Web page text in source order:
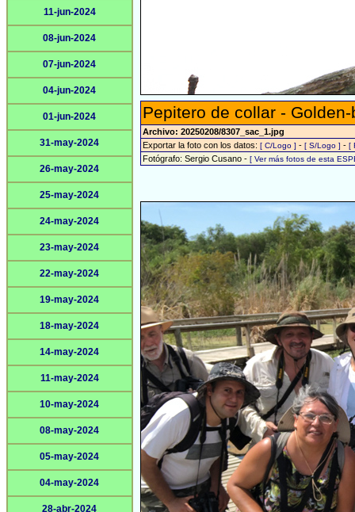
11-jun-2024
08-jun-2024
07-jun-2024
04-jun-2024
01-jun-2024
31-may-2024
26-may-2024
25-may-2024
24-may-2024
23-may-2024
22-may-2024
19-may-2024
18-may-2024
14-may-2024
11-may-2024
10-may-2024
08-may-2024
05-may-2024
04-may-2024
28-abr-2024
Pepitero de collar -
Archivo: 20250208/8307_sac_1.jpg
Exportar la foto con los datos: [ C/Logo ] - [ S/Logo ] - [
Fotógrafo: Sergio Cusano - [ Ver más fotos de esta